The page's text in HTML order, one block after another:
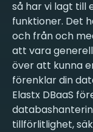
så har vi lagt till
funktioner. Det
och från och
att vara
över att kunna
förenklar din
Elastx DBaaS
tillförlitlighet,